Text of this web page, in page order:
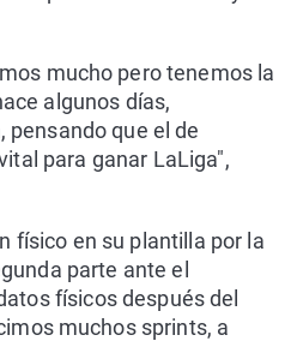
mucho pero tenemos la
algunos días,
que el de
para ganar LaLiga",
físico en su plantilla por la
parte ante el
físicos después del
muchos sprints, a